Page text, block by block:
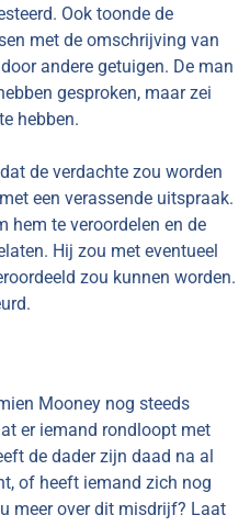
Ook toonde de
met de omschrijving van
andere getuigen. De man
gesproken, maar zei
hebben.
de verdachte zou worden
een verassende uitspraak.
hem te veroordelen en de
Hij zou met eventueel
zou kunnen worden.
Mooney nog steeds
er iemand rondloopt met
de dader zijn daad na al
of heeft iemand zich nog
meer over dit misdrijf? Laat